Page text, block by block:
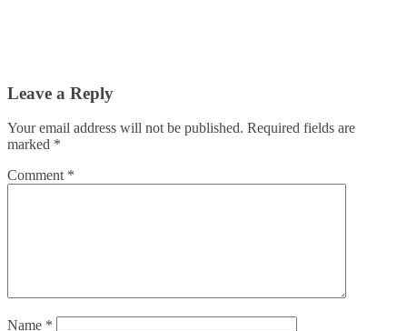
Leave a Reply
Your email address will not be published. Required fields are
marked *
Comment *
Name *